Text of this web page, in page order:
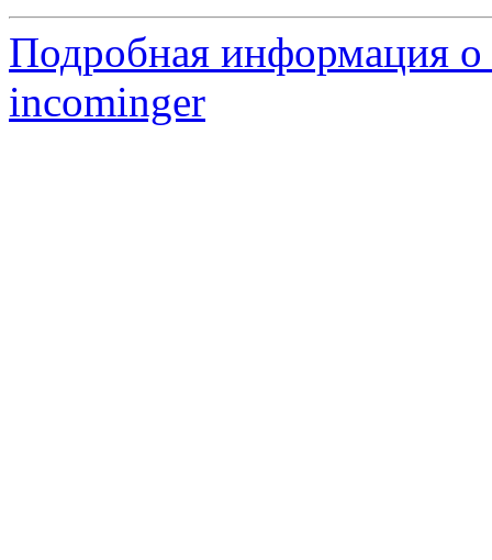
Подробная информация о
incominger